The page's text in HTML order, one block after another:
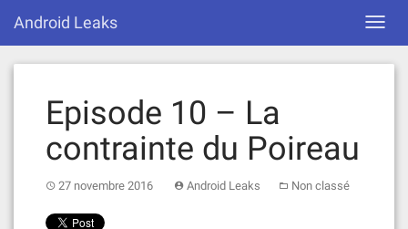
content
Android Leaks
Episode 10 – La
contrainte du Poireau
27 novembre 2016 Android Leaks Non classé